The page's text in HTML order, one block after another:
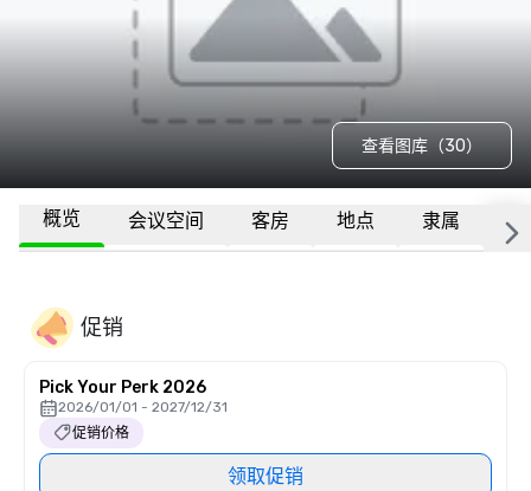
查看图库（30）
概览 会议空间 客房 地点 隶属 更
促销
Pick Your Perk 2026
2026/01/01 - 2027/12/31
促销价格
领取促销